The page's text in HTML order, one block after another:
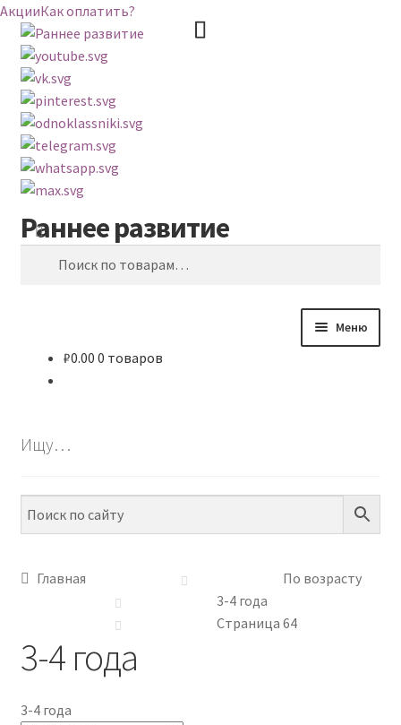
АкцииКак оплатить?
Перейти
к
навигации
Перейти
к
содержимому
Раннее развитие
Поиск
Меню
меню
ПО НАВЫКАМ
2-3 года
₽0.00 0 товаров
Ищу…
Главная
По возрасту
3-4 года
Страница 64
3-4 года
3-4 года